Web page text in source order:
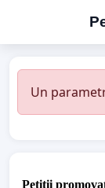
Un
Petiții